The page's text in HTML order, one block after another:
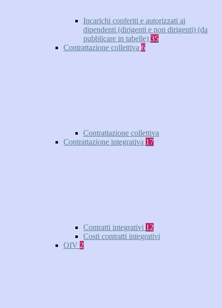
Incarichi conferiti e autorizzati ai
dipendenti (dirigenti e non dirigenti) (da
pubblicare in tabelle) 35
Contrattazione collettiva 6
Contrattazione collettiva
Contrattazione integrativa 17
Contratti integrativi 12
Costi contratti integrativi
OIV 2